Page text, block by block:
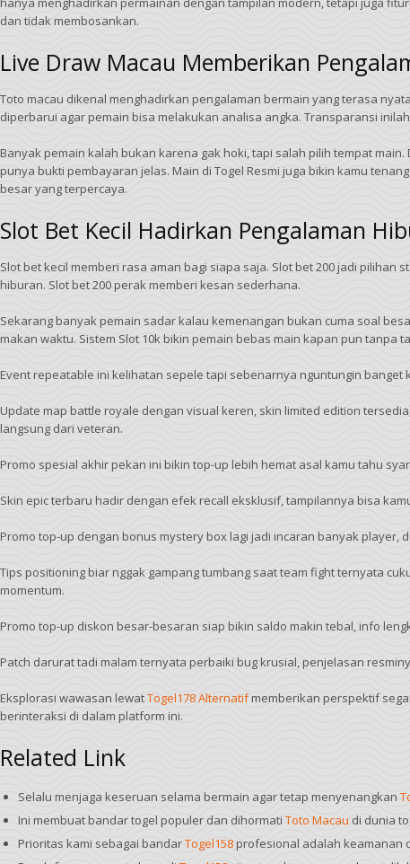
dan tidak membosankan.
Live Draw Macau Memberikan
Toto macau dikenal menghadirkan pengalaman bermain yang terasa
diperbarui agar pemain bisa melakukan analisa angka. Transparansi
Banyak pemain kalah bukan karena gak hoki, tapi salah pilih tempat
punya bukti pembayaran jelas. Main di Togel Resmi juga bikin kamu
besar yang terpercaya.
Slot Bet Kecil Hadirkan Pengalaman
Slot bet kecil memberi rasa aman bagi siapa saja. Slot bet 200 jadi
hiburan. Slot bet 200 perak memberi kesan sederhana.
Sekarang banyak pemain sadar kalau kemenangan bukan cuma soal
makan waktu. Sistem Slot 10k bikin pemain bebas main kapan pun tanpa
Event repeatable ini kelihatan sepele tapi sebenarnya nguntungin banget
Update map battle royale dengan visual keren, skin limited edition
langsung dari veteran.
Promo spesial akhir pekan ini bikin top-up lebih hemat asal kamu tahu
Skin epic terbaru hadir dengan efek recall eksklusif, tampilannya bisa
Promo top-up dengan bonus mystery box lagi jadi incaran banyak player,
Tips positioning biar nggak gampang tumbang saat team fight ternyata
momentum.
Promo top-up diskon besar-besaran siap bikin saldo makin tebal, info
Patch darurat tadi malam ternyata perbaiki bug krusial, penjelasan
Eksplorasi wawasan lewatTogel178 Alternatifmemberikan perspektif
berinteraksi di dalam platform ini.
Related Link
Selalu menjaga keseruan selama bermain agar tetap menyenangkan
Ini membuat bandar togel populer dan dihormati Toto Macau di dunia
Prioritas kami sebagai bandarTogel158profesional adalah keamanan